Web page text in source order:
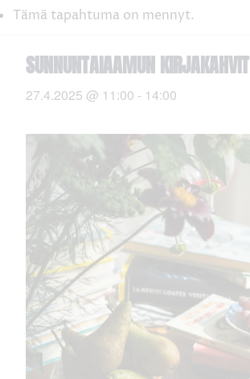
Tämä tapahtuma on mennyt.
SUNNUNTAIAAMUN KIRJAKAHVIT
27.4.2025 @ 11:00 - 14:00